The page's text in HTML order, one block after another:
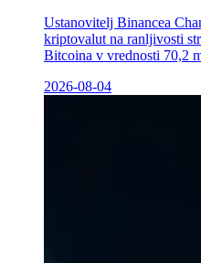
Ustanovitelj Binancea
kriptovalut na ranljivosti
Bitcoina v vrednosti 70,2
2026-08-04